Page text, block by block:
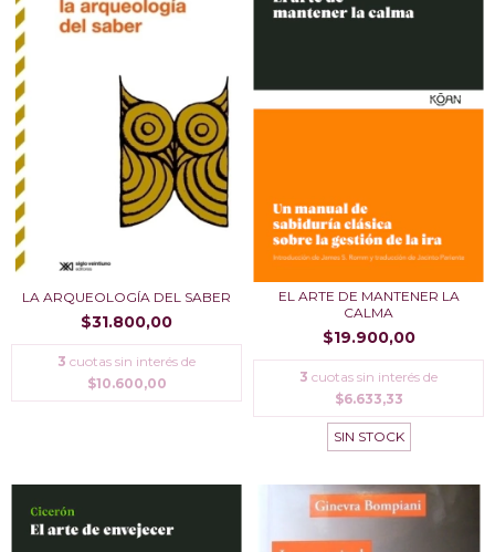
LA ARQUEOLOGÍ­A DEL SABER
$31.800,00
3 cuotas sin interés de
$10.600,00
EL ARTE DE MANTENER LA
CALMA
$19.900,00
3 cuotas sin interés de
$6.633,33
SIN STOCK